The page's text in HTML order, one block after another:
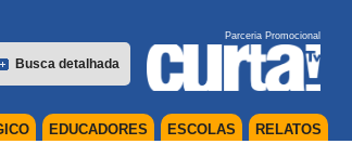
Busca detalhada
Parceria Promocional
RELATOS
ESCOLAS
EDUCADORES